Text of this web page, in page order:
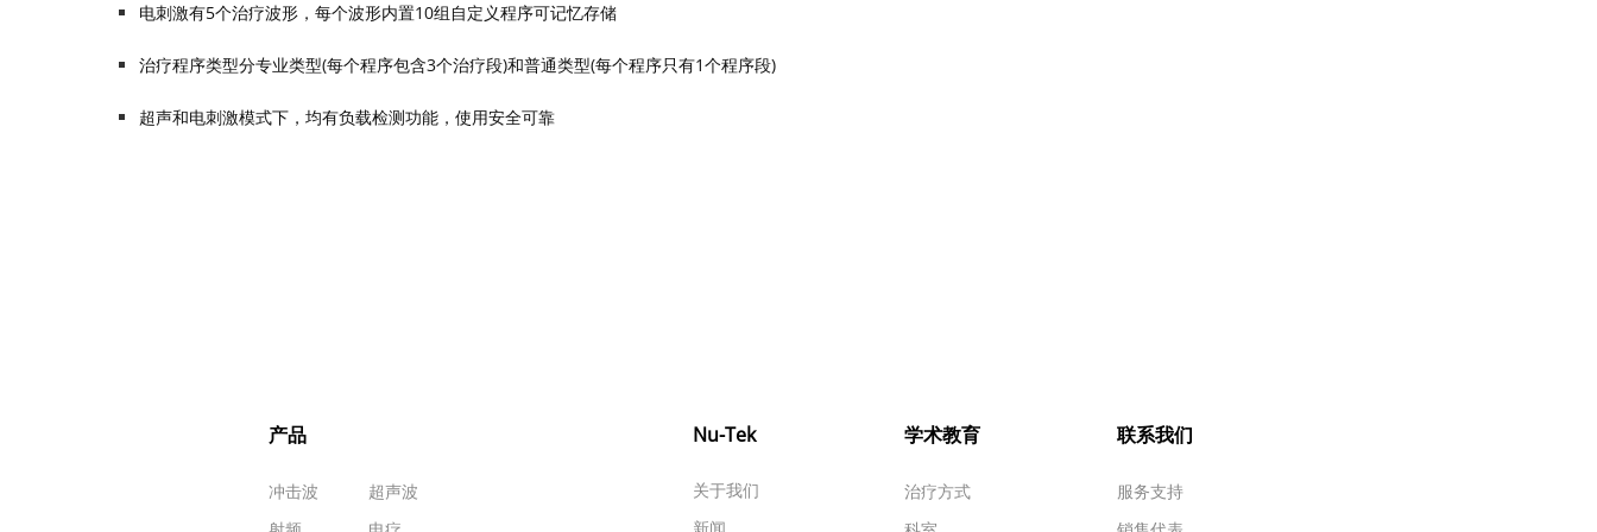
电刺激有5个治疗波形，每个波形内置10组自定义程序可记忆存储
治疗程序类型分专业类型(每个程序包含3个治疗段)和普通类型(每个程序只有1个程序段)
超声和电刺激模式下，均有负载检测功能，使用安全可靠
产品
冲击波
超声波
Nu-Tek
关于我们
学术教育
治疗方式
联系我们
服务支持